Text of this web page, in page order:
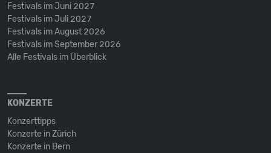
Festivals im Juni 2027
Festivals im Juli 2027
Festivals im August 2026
Festivals im September 2026
Alle Festivals im Überblick
KONZERTE
Konzerttipps
Konzerte in Zürich
Konzerte in Bern